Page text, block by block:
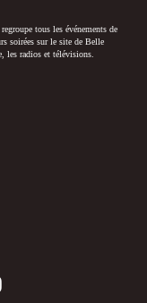
tous les événements de
soirées sur le site de Belle
les radios et télévisions.